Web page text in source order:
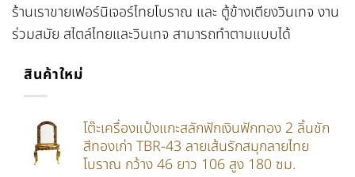
ร้านเราขายเฟอร์นิเจอร์ไทยโบราณ และ ตู้ข้างเตียงวินเทจ งาน
ร่วมสมัย สไตล์ไทยและวินเทจ สามารถทำตามแบบได้
สินค้าใหม่
โต๊ะเครื่องแป้งแกะสลักฟักเงินฟักทอง 2 ลิ้นชัก
สีทองเก่า TBR-43 ลายเส้นรักสมุกลายไทย
โบราณ กว้าง 46 ยาว 106 สูง 180 ซม.